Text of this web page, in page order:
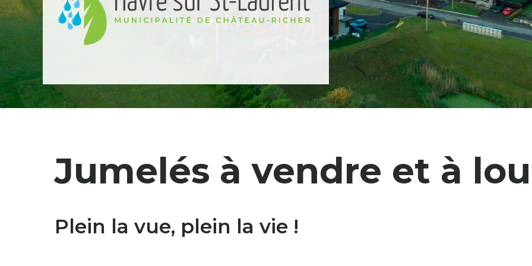
Bigénérations
Jumelés à vendre et à
Plein la vue, plein la vie !